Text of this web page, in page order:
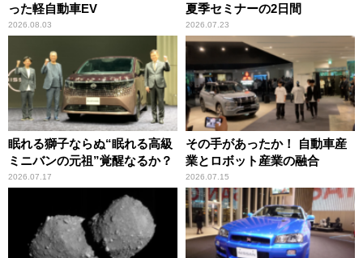
った軽自動車EV
2026.08.03
夏季セミナーの2日間
2026.07.23
眠れる獅子ならぬ“眠れる高級
ミニバンの元祖”覚醒なるか？
2026.07.17
その手があったか！ 自動車産
業とロボット産業の融合
2026.07.15